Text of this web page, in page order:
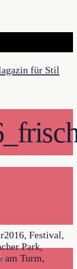
Festival,
Park,
am Turm,